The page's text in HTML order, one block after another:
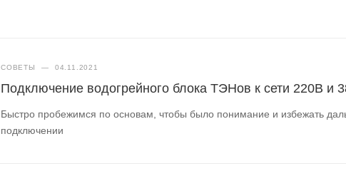
СОВЕТЫ — 04.11.2021
Подключение водогрейного блока ТЭНов к сети 220В и
Быстро пробежимся по основам, чтобы было понимание и избежать
подключении